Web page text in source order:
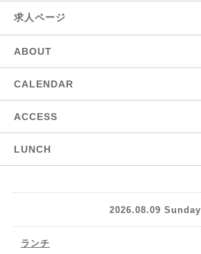
求人ページ
ABOUT
CALENDAR
ACCESS
LUNCH
2026.08.09 Sunday
ランチ